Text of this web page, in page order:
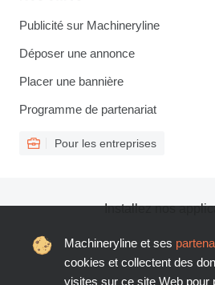
Machineryline et ses
cookies et collectent des
visites sur ce site Web pour
Publicité sur Machineryline
Déposer une annonce
Placer une bannière
Programme de partenariat
Pour les entreprises
Installez nos